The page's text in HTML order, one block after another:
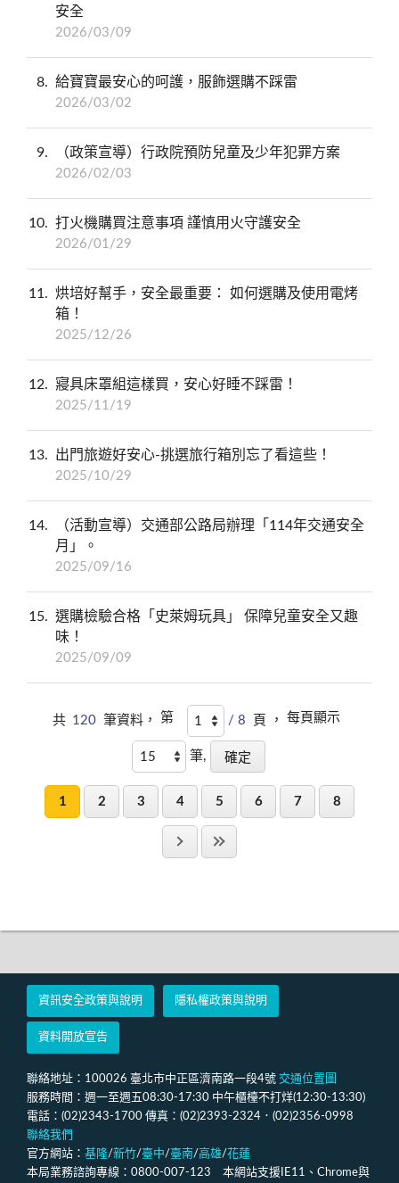
安全
2026/03/09
8 給寶寶最安心的呵護，服飾選購不踩雷
2026/03/02
9 （政策宣導）行政院預防兒童及少年犯罪方案
2026/02/03
10 打火機購買注意事項 謹慎用火守護安全
2026/01/29
11
烘培好幫手，安全最重要： 如何選購及使用電烤
箱！
2025/12/26
12 寢具床罩組這樣買，安心好睡不踩雷！
2025/11/19
13 出門旅遊好安心-挑選旅行箱別忘了看這些！
2025/10/29
14
（活動宣導）交通部公路局辦理「114年交通安全
月」。
2025/09/16
15
選購檢驗合格「史萊姆玩具」 保障兒童安全又趣
味！
2025/09/09
共 120 筆資料， 第 / 8 頁 ， 每頁顯示
筆,
1 2 3 4 5 6 7 8
資訊安全政策與說明 隱私權政策與說明
資料開放宣告
聯絡地址：100026 臺北市中正區濟南路一段4號 交通位置圖
服務時間：週一至週五08:30-17:30 中午櫃檯不打烊(12:30-13:30)
電話：(02)2343-1700 傳真：(02)2393-2324．(02)2356-0998
聯絡我們
官方網站： 基隆/新竹/臺中/臺南/高雄/花蓮
本局業務諮詢專線：0800-007-123 本網站支援IE11、Chrome與